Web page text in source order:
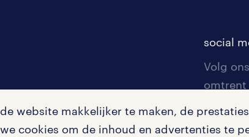
website makkelijker te maken, de
cookies om de inhoud en advertenties te
social
Volg
omtrent